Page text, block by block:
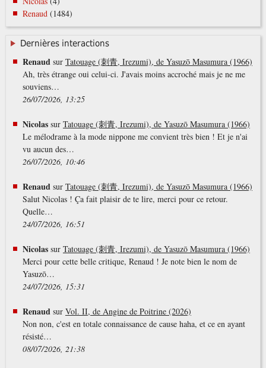
Renaud(1484)
Dernières interactions
Renaud sur Tatouage (刺青, Irezumi), de Yasuzō Masumura (1966)
Ah, très étrange oui celui-ci. J'avais moins accroché mais je ne me
souviens…
26/07/2026, 13:25
Nicolassur Tatouage (刺青, Irezumi), de Yasuzō Masumura (1966)
Le mélodrame à la mode nippone me convient très bien ! Et je n'ai
vu aucun des…
26/07/2026, 10:46
Renaud sur Tatouage (刺青, Irezumi), de Yasuzō Masumura (1966)
Salut Nicolas ! Ça fait plaisir de te lire, merci pour ce retour.
Quelle…
24/07/2026, 16:51
Nicolassur Tatouage (刺青, Irezumi), de Yasuzō Masumura (1966)
Merci pour cette belle critique, Renaud ! Je note bien le nom de
Yasuzō…
24/07/2026, 15:31
Renaud sur Vol. II, de Angine de Poitrine (2026)
Non non, c'est en totale connaissance de cause haha, et ce en ayant
résisté…
08/07/2026, 21:38